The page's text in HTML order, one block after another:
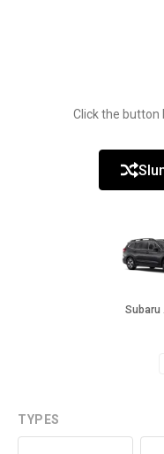
Click the button
TYPES